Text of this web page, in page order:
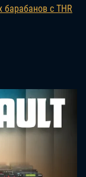
барабанов с THR